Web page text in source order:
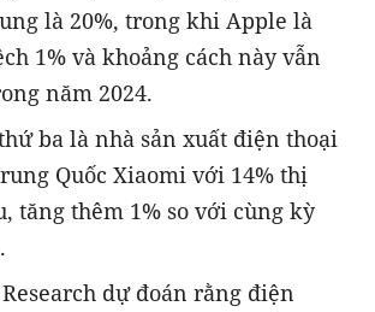
là 20%, trong khi Apple là
1% và khoảng cách này vẫn
năm 2024.
ba là nhà sản xuất điện thoại
Quốc Xiaomi với 14% thị
tăng thêm 1% so với cùng kỳ
dự đoán rằng điện